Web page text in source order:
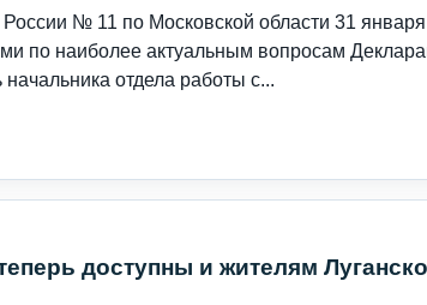
№ 11 по Московской области 31 января
по наиболее актуальным вопросам
отдела работы с...
доступны и жителям